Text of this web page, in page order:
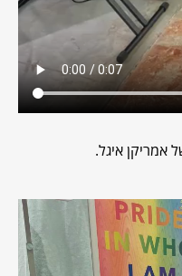
אמריקן איגל.